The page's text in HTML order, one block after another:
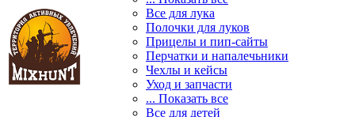
Все для лука
Полочки для луков
Прицелы и пип-сайты
Перчатки и напалечьники
Чехлы и кейсы
Уход и запчасти
... Показать все
Все для детей